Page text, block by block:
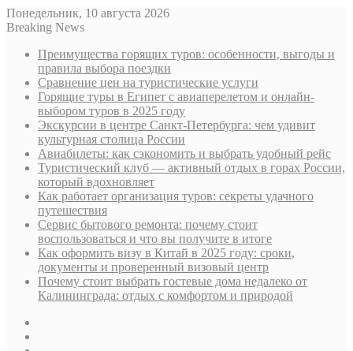
Понедельник, 10 августа 2026
Breaking News
Преимущества горящих туров: особенности, выгоды и
правила выбора поездки
Сравнение цен на туристические услуги
Горящие туры в Египет с авиаперелетом и онлайн-
выбором туров в 2025 году
Экскурсии в центре Санкт-Петербурга: чем удивит
культурная столица России
Авиабилеты: как сэкономить и выбрать удобный рейс
Туристический клуб — активный отдых в горах России,
который вдохновляет
Как работает организация туров: секреты удачного
путешествия
Сервис бытового ремонта: почему стоит
воспользоваться и что вы получите в итоге
Как оформить визу в Китай в 2025 году: сроки,
документы и проверенный визовый центр
Почему стоит выбрать гостевые дома недалеко от
Калининграда: отдых с комфортом и природой